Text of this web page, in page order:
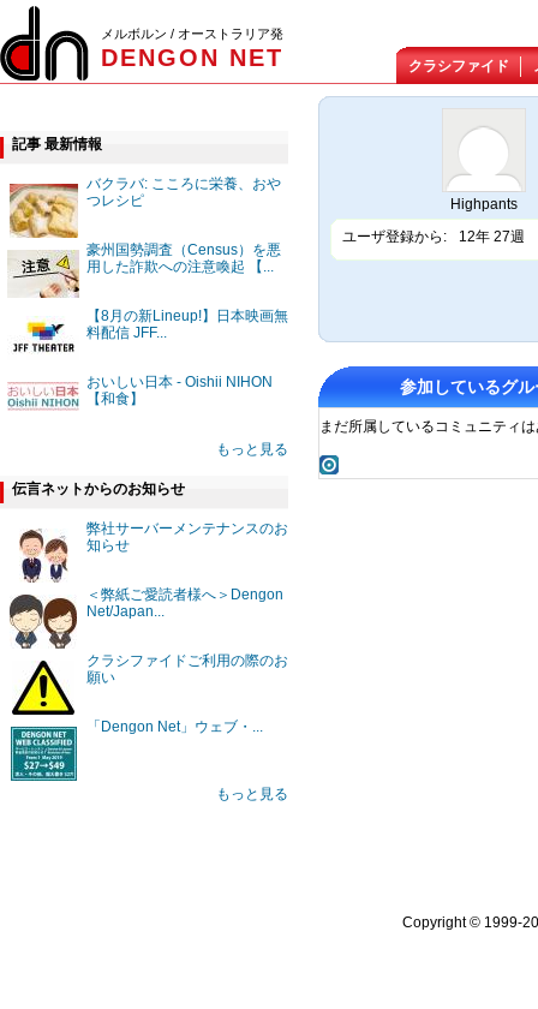
メルボルン / オーストラリア発
DENGON NET クラシファイド
記事 最新情報
バクラバ: こころに栄養、おや
つレシピ
豪州国勢調査（Census）を悪
用した詐欺への注意喚起 【...
【8月の新Lineup!】日本映画無
料配信 JFF...
おいしい日本 - Oishii NIHON
【和食】
もっと見る
伝言ネットからのお知らせ
弊社サーバーメンテナンスのお
知らせ
＜弊紙ご愛読者様へ＞Dengon
Net/Japan...
クラシファイドご利用の際のお
願い
「Dengon Net」ウェブ・...
もっと見る
Highpants
ユーザ登録から:
12年 27週
参加しているグル
まだ所属しているコミュニティ
Copyright © 1999-